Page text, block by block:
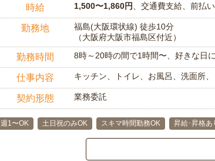
時給 1,500〜1,860円 、交通費支給、前払
勤務地
福島(大阪環状線) 徒歩10分
（大阪府大阪市福島区付近）
勤務時間 8時～20時の間で1時間〜、好きな日
仕事内容 キッチン、トイレ、お風呂、洗面所
契約形態 業務委託
週1〜OK 土日祝のみOK スキマ時間勤務OK 昇給･昇格あ